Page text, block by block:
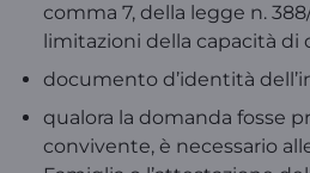
comma 7, della legge n.
limitazioni della capacità di
documento d’identità
qualora la domanda fosse
convivente, è necessario